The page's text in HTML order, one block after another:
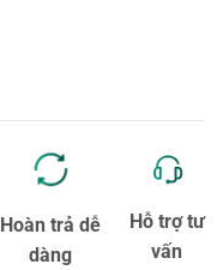
Hoàn trả dễ
dàng
Hỗ trợ tư
vấn